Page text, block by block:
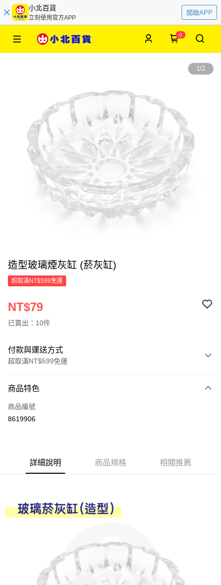
小北百貨
立刻使用官方APP
開啟APP
0
1/2
造型玻璃煙灰缸 (菸灰缸)
超取滿NT$599免運
NT$79
已賣出：10件
付款與運送方式
超取滿NT$599免運
信用卡一次付款
超商取貨付款
街口支付
Google Pay
【關於「AFTEE先享後付」】
AFTEE先享後付是「在收到商品之後才付款」的支付方式。 讓您購物簡單
１．簡單：不需註冊會員、不需綁卡、不需儲值。
２．便利：只要手機號碼，簡訊認證，即可結帳。
運送方式
商品特色
商品編號
8619906
詳細說明 商品規格 相關推薦